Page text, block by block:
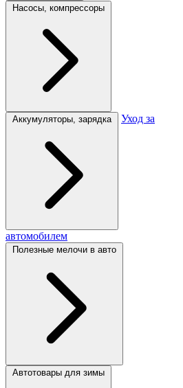
Насосы, компрессоры
Аккумуляторы, зарядка Уход за
автомобилем
Полезные мелочи в авто
Автотовары для зимы